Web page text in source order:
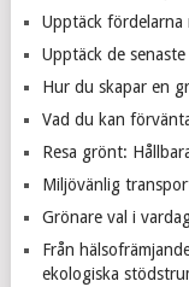
Upptäck fördelarna
Upptäck de
Hur du skapar en
Vad du kan
Resa grönt:
Miljövänlig
Grönare val i
Från
ekologiska